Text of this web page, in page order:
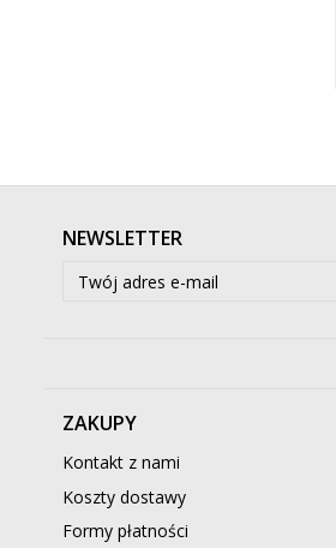
NEWSLETTER
ZAKUPY
Kontakt z nami
Koszty dostawy
Formy płatności